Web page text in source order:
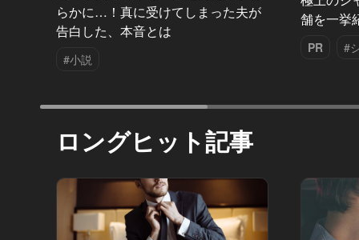
らかに…！真に受けてしまった夫が
告白した、本音とは
#小説
舗を一挙
PR #
ロングヒット記事